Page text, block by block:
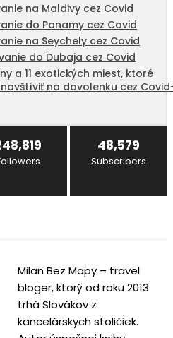
na Maldivy cez Covid
do Panamy cez Covid
na Seychely cez Covid
do Dubaja cez Covid
a 11 exotických miest, ktoré
na dovolenku cez
48,579
Subscribers
Milan Bez Mapy – travel
bloger, ktorý od roku 2013
trhá Slovákov z
kancelárskych stoličiek.